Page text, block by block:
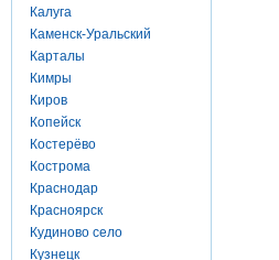
Калуга
Каменск-Уральский
Карталы
Кимры
Киров
Копейск
Костерёво
Кострома
Краснодар
Красноярск
Кудиново село
Кузнецк